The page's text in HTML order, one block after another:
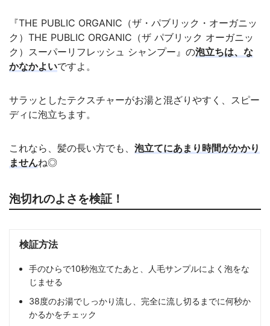
『THE PUBLIC ORGANIC（ザ・パブリック・オーガニッ
ク）THE PUBLIC ORGANIC（ザ パブリック オーガニッ
ク）スーパーリフレッシュ シャンプー』の泡立ちは、な
かなかよいですよ。
サラッとしたテクスチャーがお湯と混ざりやすく、スピー
ディに泡立ちます。
これなら、髪の長い方でも、 泡立てにあまり時間がかかり
ませんね◎
泡切れのよさを検証！
検証方法
手のひらで10秒泡立てたあと、人毛サンプルによく泡をな
じませる
38度のお湯でしっかり流し、完全に流し切るまでに何秒か
かるかをチェック